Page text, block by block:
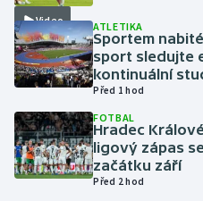
Krasobruslení
Lezení
Lyže a snowboard
Moderní pětiboj
Motorsport
Video ATLETIKA
Sportem
sport sledujte
kontinuální
Před 1 hod
FOTBAL
Hradec
ligový zápas
začátku září
Před 2 hod